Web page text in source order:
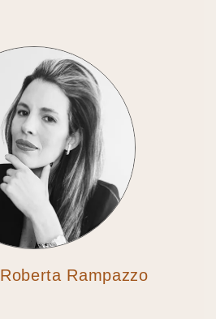
Roberta Rampazzo